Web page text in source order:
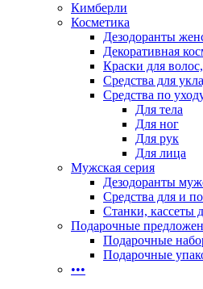
Кимберли
Косметика
Дезодоранты
Декоративная
Краски для
Средства для
Средства по
Для тела
Для ног
Для рук
Для лица
Мужская серия
Дезодоранты
Средства для и
Станки, кассеты
Подарочные
Подарочные
Подарочные
•••